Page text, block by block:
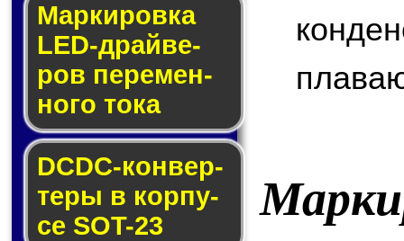
Маркировка
LED-драй­ве­
ров пе­ре­мен­
но­го то­ка
DCDC-кон­вер­
те­ры в кор­пу­
се SOT-23